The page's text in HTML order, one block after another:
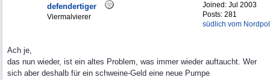
Joined: Jul 2003
Posts: 281
südlich vom Nordpol
defendertiger
Viermalvierer
Ach je,
das nun wieder, ist ein altes Problem, was immer wieder auftaucht. Wer
sich aber deshalb für ein schweine-Geld eine neue Pumpe